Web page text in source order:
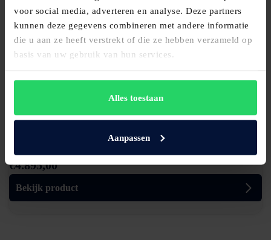
voor social media, adverteren en analyse. Deze partners
kunnen deze gegevens combineren met andere informatie
die u aan ze heeft verstrekt of die ze hebben verzameld op
basis van uw gebruik van hun services.
Alles toestaan
Aanpassen
Avek boxspring Simmer Loft
€4.895,00
Bekijk product